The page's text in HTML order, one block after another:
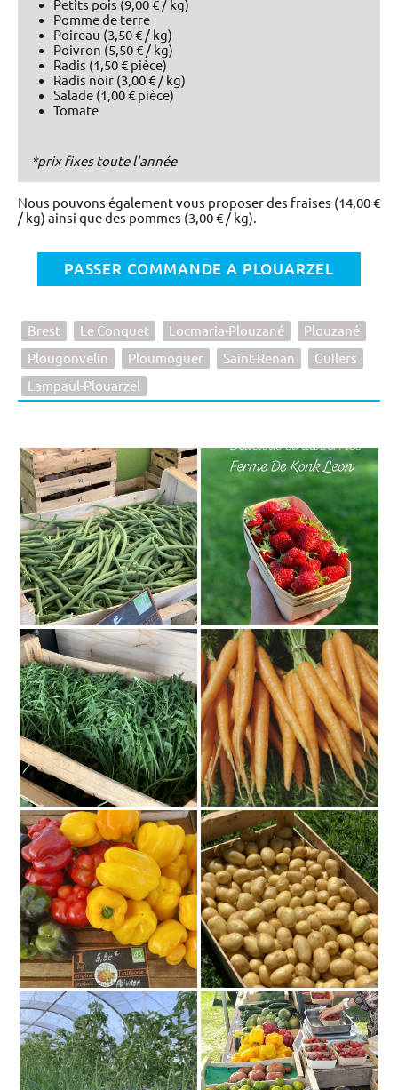
Petits pois (9,00 € / kg)
Pomme de terre
Poireau (3,50 € / kg)
Poivron (5,50 € / kg)
Radis (1,50 € pièce)
Radis noir (3,00 € / kg)
Salade (1,00 € pièce)
Tomate
*prix fixes toute l'année
Nous pouvons également vous proposer des fraises (14,00 €
/ kg) ainsi que des pommes (3,00 € / kg).
PASSER COMMANDE A PLOUARZEL
Brest Le Conquet Locmaria-Plouzané
Plouzané
Plougonvelin
Ploumoguer Saint-Renan
Guilers
Lampaul-Plouarzel